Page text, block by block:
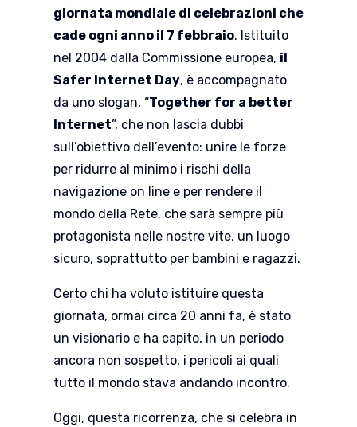
giornata mondiale di celebrazioni che
cade ogni anno il 7 febbraio. Istituito
nel 2004 dalla Commissione europea, il
Safer Internet Day, è accompagnato
da uno slogan, “Together for a better
Internet”, che non lascia dubbi
sull’obiettivo dell’evento: unire le forze
per ridurre al minimo i rischi della
navigazione on line e per rendere il
mondo della Rete, che sarà sempre più
protagonista nelle nostre vite, un luogo
sicuro, soprattutto per bambini e ragazzi.
Certo chi ha voluto istituire questa
giornata, ormai circa 20 anni fa, è stato
un visionario e ha capito, in un periodo
ancora non sospetto, i pericoli ai quali
tutto il mondo stava andando incontro.
Oggi, questa ricorrenza, che si celebra in